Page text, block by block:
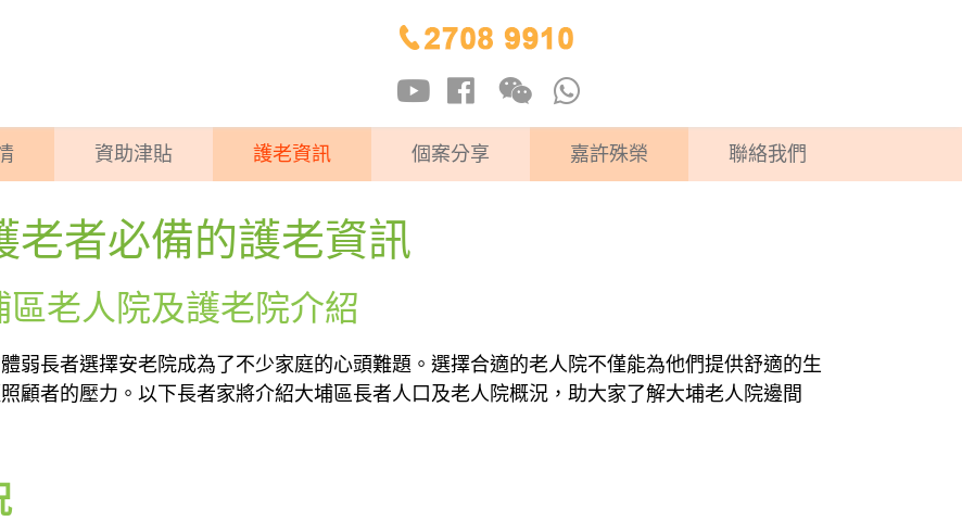
資助津貼 護老資訊 個案分享 嘉許殊榮 聯絡我們
者必備的護老資訊
老人院及護老院介紹
弱長者選擇安老院成為了不少家庭的心頭難題。選擇合適的老人院不僅能為他們提供舒適的生
顧者的壓力。以下長者家將介紹大埔區長者人口及老人院概況，助大家了解大埔老人院邊間